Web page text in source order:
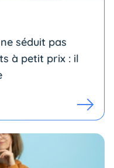
séduit pas
à petit prix : il